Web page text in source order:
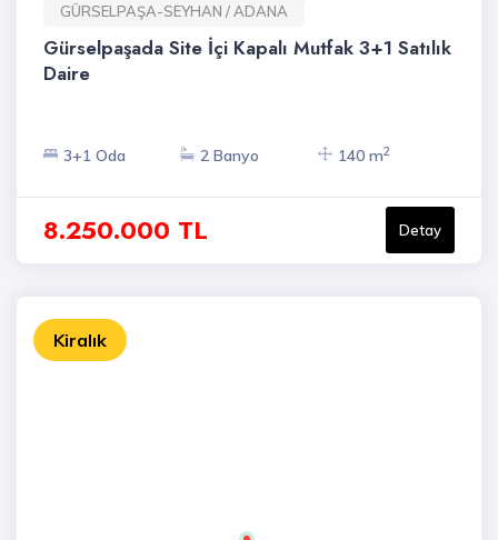
GÜRSELPAŞA-SEYHAN / ADANA
Gürselpaşada Site İçi Kapalı Mutfak 3+1 Satılık
Daire
3+1 Oda 2 Banyo 140 m2
8.250.000 TL Detay
Kiralık